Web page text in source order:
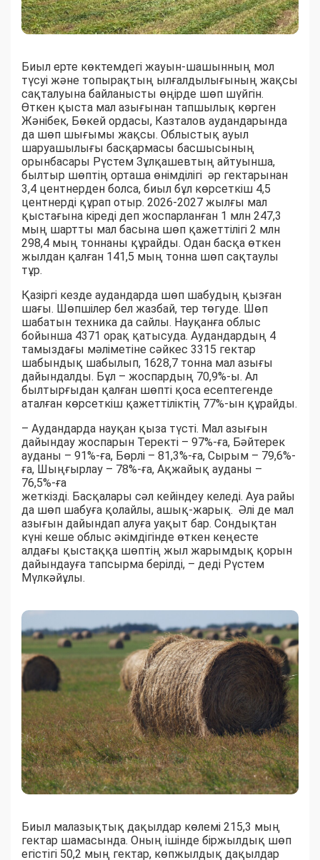
Биыл ерте көктемдегі жауын-шашынның мол
түсуі және топырақтың ылғалдылығының жақсы
сақталуына байланысты өңірде шөп шүйгін.
Өткен қыста мал азығынан тапшылық көрген
Жәнібек, Бөкей ордасы, Казталов аудандарында
да шөп шығымы жақсы. Облыстық ауыл
шаруашылығы басқармасы басшысының
орынбасары Рүстем Зұлқашевтың айтуынша,
былтыр шөптің орташа өнімділігі әр гектарынан
3,4 центнерден болса, биыл бұл көрсеткіш 4,5
центнерді құрап отыр. 2026-2027 жылғы мал
қыстағына кіреді деп жоспарланған 1 млн 247,3
мың шартты мал басына шөп қажеттілігі 2 млн
298,4 мың тоннаны құрайды. Одан басқа өткен
жылдан қалған 141,5 мың тонна шөп сақтаулы
тұр.
Қазіргі кезде аудандарда шөп шабудың қызған
шағы. Шөпшілер бел жазбай, тер төгуде. Шөп
шабатын техника да сайлы. Науқанға облыс
бойынша 4371 орақ қатысуда. Аудандардың 4
тамыздағы мәліметіне сәйкес 3315 гектар
шабындық шабылып, 1628,7 тонна мал азығы
дайындалды. Бұл – жоспардың 70,9%-ы. Ал
былтырғыдан қалған шөпті қоса есептегенде
аталған көрсеткіш қажеттіліктің 77%-ын құрайды.
– Аудандарда науқан қыза түсті. Мал азығын
дайындау жоспарын Теректі – 97%-ға, Бәйтерек
ауданы – 91%-ға, Бөрлі – 81,3%-ға, Сырым – 79,6%-
ға, Шыңғырлау – 78%-ға, Ақжайық ауданы –
76,5%-ға
жеткізді. Басқалары сәл кейіндеу келеді. Ауа райы
да шөп шабуға қолайлы, ашық-жарық. Әлі де мал
азығын дайындап алуға уақыт бар. Сондықтан
күні кеше облыс әкімдігінде өткен кеңесте
алдағы қыстаққа шөптің жыл жарымдық қорын
дайындауға тапсырма берілді, – деді Рүстем
Мүлкәйұлы.
Биыл малазықтық дақылдар көлемі 215,3 мың
гектар шамасында. Оның ішінде біржылдық шөп
егістігі 50,2 мың гектар, көпжылдық дақылдар